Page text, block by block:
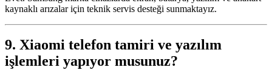
kaynaklı arızalar için teknik servis desteği sunmaktayız.
9. Xiaomi telefon tamiri ve yazılım
işlemleri yapıyor musunuz?